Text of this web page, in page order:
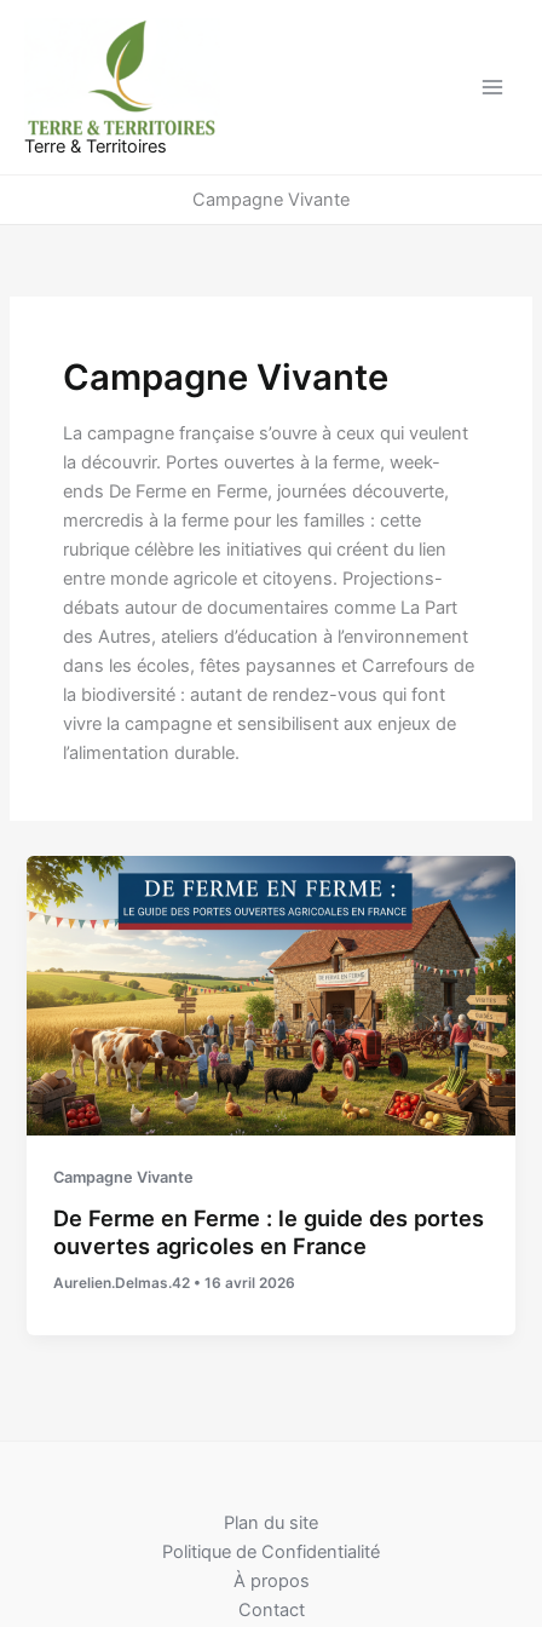
Terre & Territoires
Campagne Vivante
Campagne Vivante
La campagne française s’ouvre à ceux qui veulent
la découvrir. Portes ouvertes à la ferme, week-
ends De Ferme en Ferme, journées découverte,
mercredis à la ferme pour les familles : cette
rubrique célèbre les initiatives qui créent du lien
entre monde agricole et citoyens. Projections-
débats autour de documentaires comme La Part
des Autres, ateliers d’éducation à l’environnement
dans les écoles, fêtes paysannes et Carrefours de
la biodiversité : autant de rendez-vous qui font
vivre la campagne et sensibilisent aux enjeux de
l’alimentation durable.
Campagne Vivante
De Ferme en Ferme : le guide des portes
ouvertes agricoles en France
Aurelien.Delmas.42 •16 avril 2026
Plan du site
Politique de Confidentialité
À propos
Contact